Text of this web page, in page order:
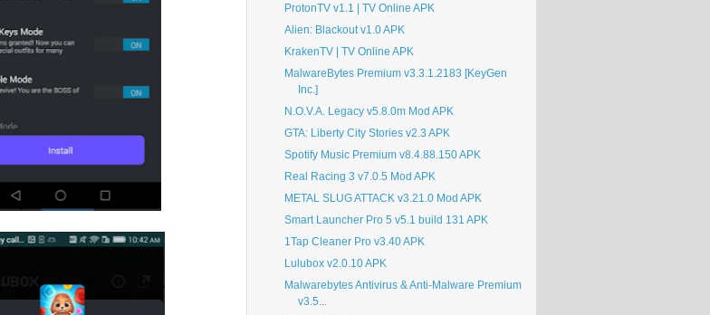
ProtonTV v1.1 | TV Online APK
Alien: Blackout v1.0 APK
KrakenTV | TV Online APK
MalwareBytes Premium v3.3.1.2183 [KeyGen
Inc.]
N.O.V.A. Legacy v5.8.0m Mod APK
GTA: Liberty City Stories v2.3 APK
Spotify Music Premium v8.4.88.150 APK
Real Racing 3 v7.0.5 Mod APK
METAL SLUG ATTACK v3.21.0 Mod APK
Smart Launcher Pro 5 v5.1 build 131 APK
1Tap Cleaner Pro v3.40 APK
Lulubox v2.0.10 APK
Malwarebytes Antivirus & Anti-Malware Premium
v3.5...